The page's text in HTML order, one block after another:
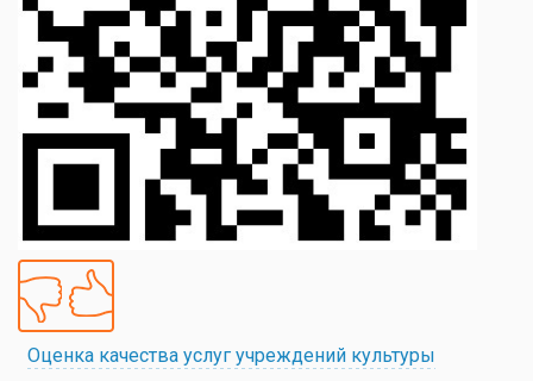
Оценка качества услуг учреждений культуры